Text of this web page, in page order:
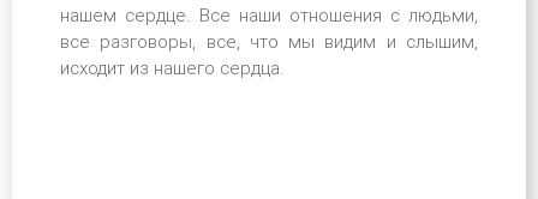
нашем сердце. Все наши отношения с людьми,
все разговоры, все, что мы видим и слышим,
исходит из нашего сердца.